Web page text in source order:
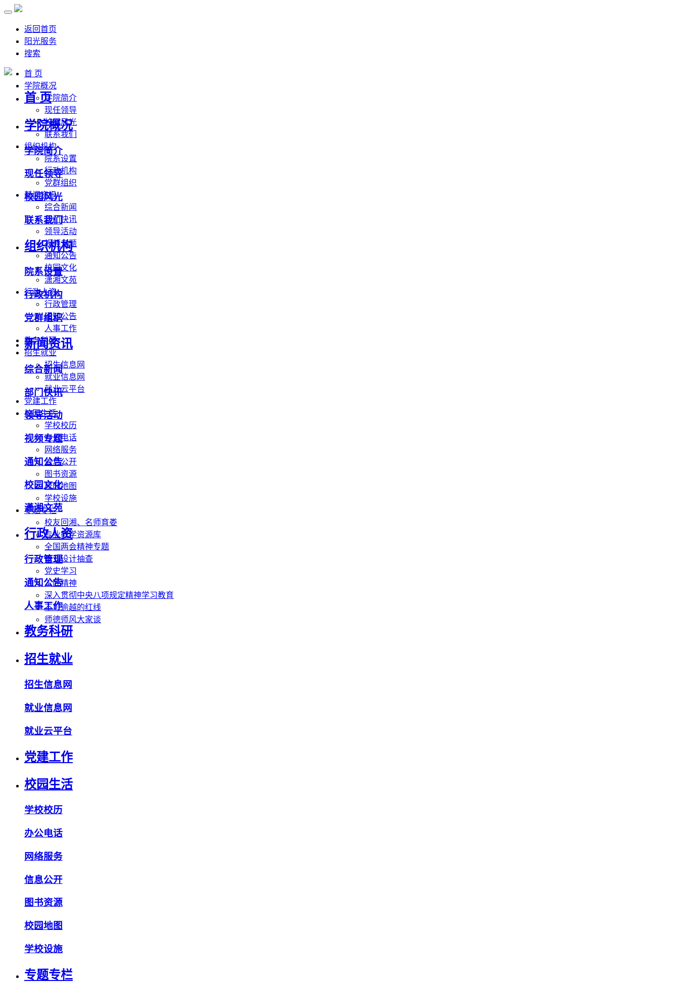
返回首页
阳光服务
搜索
首 页
学院概况
学院简介
现任领导
校园风光
联系我们
组织机构
院系设置
行政机构
党群组织
新闻资讯
综合新闻
部门快讯
领导活动
视频专题
通知公告
校园文化
潇湘文苑
行政人资
行政管理
通知公告
人事工作
教务科研
招生就业
招生信息网
就业信息网
就业云平台
党建工作
校园生活
学校校历
办公电话
网络服务
信息公开
图书资源
校园地图
学校设施
专题专栏
校友回湘、名师育娄
专业教学资源库
全国两会精神专题
毕业设计抽查
党史学习
工匠精神
深入贯彻中央八项规定精神学习教育
不可逾越的红线
师德师风大家谈
首 页
学院概况
学院简介
现任领导
校园风光
联系我们
组织机构
院系设置
行政机构
党群组织
新闻资讯
综合新闻
部门快讯
领导活动
视频专题
通知公告
校园文化
潇湘文苑
行政人资
行政管理
通知公告
人事工作
教务科研
招生就业
招生信息网
就业信息网
就业云平台
党建工作
校园生活
学校校历
办公电话
网络服务
信息公开
图书资源
校园地图
学校设施
专题专栏